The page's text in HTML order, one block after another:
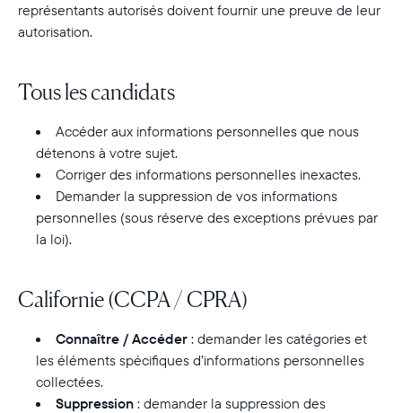
représentants autorisés doivent fournir une preuve de leur
autorisation.
Tous les candidats
Accéder aux informations personnelles que nous
détenons à votre sujet.
Corriger des informations personnelles inexactes.
Demander la suppression de vos informations
personnelles (sous réserve des exceptions prévues par
la loi).
Californie (CCPA / CPRA)
Connaître / Accéder : demander les catégories et
les éléments spécifiques d’informations personnelles
collectées.
Suppression : demander la suppression des